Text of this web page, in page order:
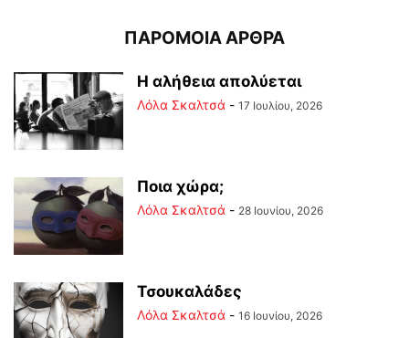
ΠΑΡΟΜΟΙΑ ΑΡΘΡΑ
Η αλήθεια απολύεται
Λόλα Σκαλτσά - 17 Ιουλίου, 2026
Ποια χώρα;
Λόλα Σκαλτσά - 28 Ιουνίου, 2026
Τσουκαλάδες
Λόλα Σκαλτσά - 16 Ιουνίου, 2026